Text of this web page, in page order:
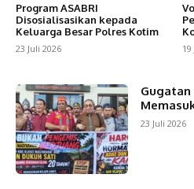
Program ASABRI
Disosialisasikan kepada
Keluarga Besar Polres Kotim
23 Juli 2026 19
23 Juli 2026